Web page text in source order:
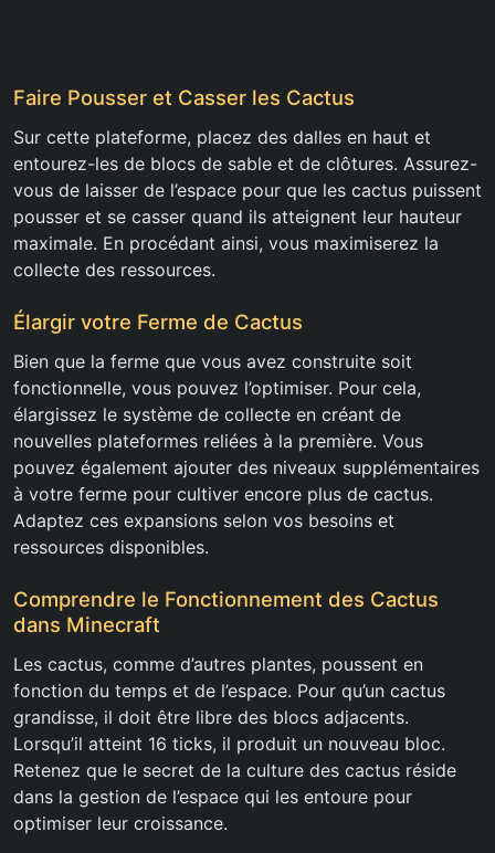
Faire Pousser et Casser les Cactus
Sur cette plateforme, placez des dalles en haut et
entourez-les de blocs de sable et de clôtures. Assurez-
vous de laisser de l’espace pour que les cactus puissent
pousser et se casser quand ils atteignent leur hauteur
maximale. En procédant ainsi, vous maximiserez la
collecte des ressources.
Élargir votre Ferme de Cactus
Bien que la ferme que vous avez construite soit
fonctionnelle, vous pouvez l’optimiser. Pour cela,
élargissez le système de collecte en créant de
nouvelles plateformes reliées à la première. Vous
pouvez également ajouter des niveaux supplémentaires
à votre ferme pour cultiver encore plus de cactus.
Adaptez ces expansions selon vos besoins et
ressources disponibles.
Comprendre le Fonctionnement des Cactus
dans Minecraft
Les cactus, comme d’autres plantes, poussent en
fonction du temps et de l’espace. Pour qu’un cactus
grandisse, il doit être libre des blocs adjacents.
Lorsqu’il atteint 16 ticks, il produit un nouveau bloc.
Retenez que le secret de la culture des cactus réside
dans la gestion de l’espace qui les entoure pour
optimiser leur croissance.